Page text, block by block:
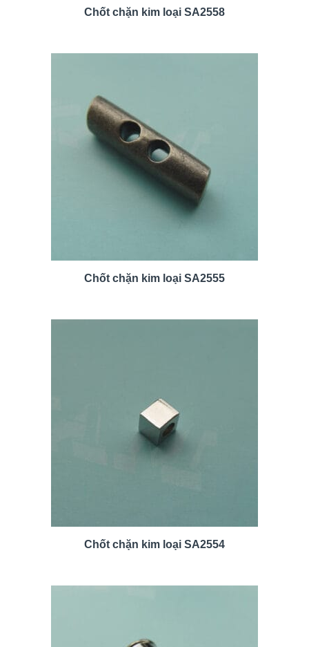
Chốt chặn kim loại SA2558
Chốt chặn kim loại SA2555
Chốt chặn kim loại SA2554